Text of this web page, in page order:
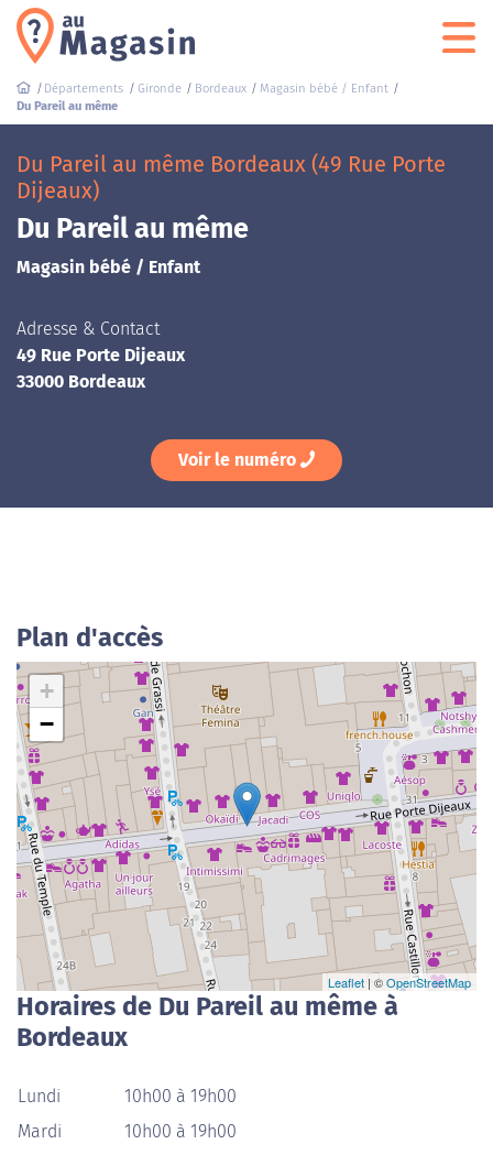
Départements Gironde Bordeaux
Magasin bébé / Enfant
Du Pareil au même
Du Pareil au même Bordeaux (49 Rue Porte
Dijeaux)
Du Pareil au même
Magasin bébé / Enfant
Adresse & Contact
49 Rue Porte Dijeaux
33000 Bordeaux
Voir le numéro
Plan d'accès
+
−
Leaflet | ©OpenStreetMap
Horaires de Du Pareil au même à
Bordeaux
Lundi
10h00 à 19h00
Mardi
10h00 à 19h00